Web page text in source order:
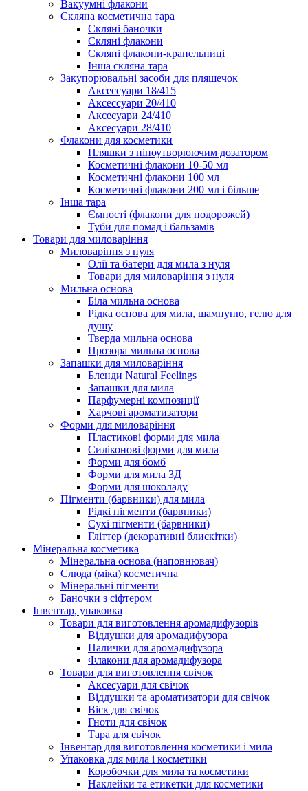
Вакуумні флакони
Скляна косметична тара
Скляні баночки
Скляні флакони
Скляні флакони-крапельниці
Інша скляна тара
Закупорювальні засоби для пляшечок
Аксессуари 18/415
Аксессуари 20/410
Аксесуари 24/410
Аксесуари 28/410
Флакони для косметики
Пляшки з піноутворюючим дозатором
Косметичні флакони 10-50 мл
Косметичні флакони 100 мл
Косметичні флакони 200 мл і більше
Інша тара
Ємності (флакони для подорожей)
Туби для помад і бальзамів
Товари для миловаріння
Миловаріння з нуля
Олії та батери для мила з нуля
Товари для миловаріння з нуля
Мильна основа
Біла мильна основа
Рідка основа для мила, шампуню, гелю для
душу
Тверда мильна основа
Прозора мильна основа
Запашки для миловаріння
Бленди Natural Feelings
Запашки для мила
Парфумерні композиції
Харчові ароматизатори
Форми для миловаріння
Пластикові форми для мила
Силіконові форми для мила
Форми для бомб
Форми для мила 3Д
Форми для шоколаду
Пігменти (барвники) для мила
Рідкі пігменти (барвники)
Сухі пігменти (барвники)
Гліттер (декоративні блискітки)
Мінеральна косметика
Мінеральна основа (наповнювач)
Слюда (міка) косметична
Мінеральні пігменти
Баночки з сіфтером
Інвентар, упаковка
Товари для виготовлення аромадифузорів
Віддушки для аромадифузора
Палички для аромадифузора
Флакони для аромадифузора
Товари для виготовлення свічок
Аксесуари для свічок
Віддушки та ароматизатори для свічок
Віск для свічок
Гноти для свічок
Тара для свічок
Інвентар для виготовлення косметики і мила
Упаковка для мила і косметики
Коробочки для мила та косметики
Наклейки та етикетки для косметики